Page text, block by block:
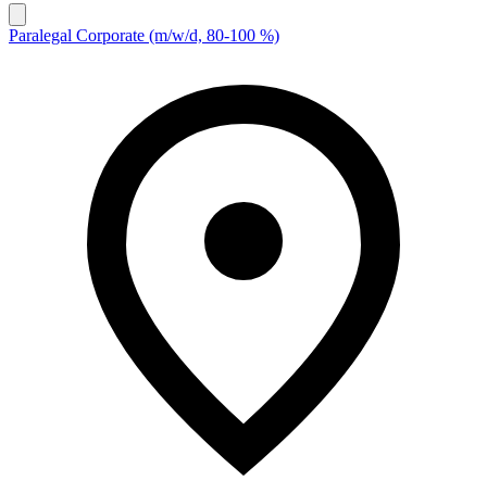
Paralegal Corporate (m/w/d, 80-100 %)